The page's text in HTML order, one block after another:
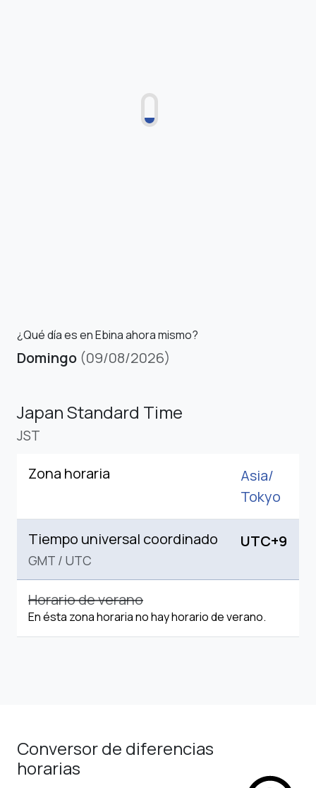
¿Qué día es en Ebina ahora mismo?
Domingo (09/08/2026)
Japan Standard Time
JST
Zona horaria
Asia/
Tokyo
Tiempo universal coordinado
GMT / UTC
UTC+9
Horario de verano
En ésta zona horaria no hay horario de verano.
Conversor de diferencias
horarias